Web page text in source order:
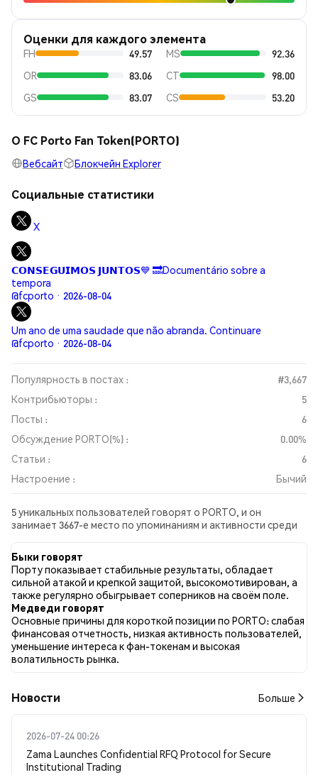
Оценки для каждого элемента
FH 49.57 MS
92.36
OR
83.06 CT
98.00
GS
83.07 CS 53.20
О FC Porto Fan Token(PORTO)
Вебсайт Блокчейн Explorer
Социальные статистики
X
𝗖𝗢𝗡𝗦𝗘𝗚𝗨𝗜𝗠𝗢𝗦 𝗝𝗨𝗡𝗧𝗢𝗦💙 🔜Documentário sobre a
tempora
@fcporto · 2026-08-04
Um ano de uma saudade que não abranda. Continuare
@fcporto · 2026-08-04
Популярность в постах :
#3,667
Контрибьюторы :
5
Посты :
6
Обсуждение PORTO(%) :
0.00%
Статьи :
6
Настроение :
Бычий
5 уникальных пользователей говорят о PORTO, и он
занимает 3667-е место по упоминаниям и активности среди
отношении PORTO во всех социальных сетях было Бычий.
Всего было опубликовано 6 новостных статей о PORTO. В
Twitter NaN% твитов имели бычий настрой по сравнению с
NaN% твитов с медвежьим настроем по PORTO. NaN%
твитов были нейтральными по отношению к PORTO. Эти
данные основаны на 0 твитах.
Быки говорят
Порту показывает стабильные результаты, обладает
сильной атакой и крепкой защитой, высокомотивирован, а
также регулярно обыгрывает соперников на своём поле.
Медведи говорят
Основные причины для короткой позиции по PORTO: слабая
финансовая отчетность, низкая активность пользователей,
уменьшение интереса к фан-токенам и высокая
волатильность рынка.
Новости Больше
2026-07-24 00:26
Zama Launches Confidential RFQ Protocol for Secure
Institutional Trading